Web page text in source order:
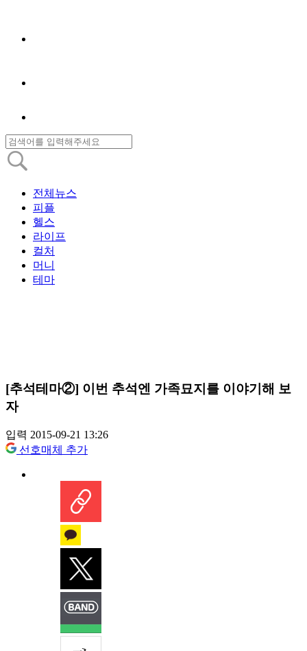
전체뉴스
피플
헬스
라이프
컬처
머니
테마
[추석테마②] 이번 추석엔 가족묘지를 이야기해 보
자
입력 2015-09-21 13:26
선호매체 추가